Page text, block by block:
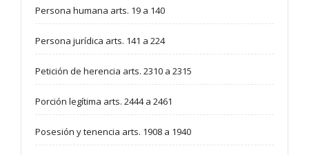
Persona humana arts. 19 a 140
Persona jurídica arts. 141 a 224
Petición de herencia arts. 2310 a 2315
Porción legítima arts. 2444 a 2461
Posesión y tenencia arts. 1908 a 1940